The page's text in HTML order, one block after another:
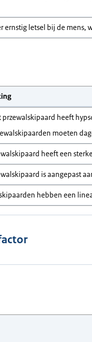
ernstig letsel bij de
przewalskipaard heeft
moeten
heeft een
is aangepast
hebben een